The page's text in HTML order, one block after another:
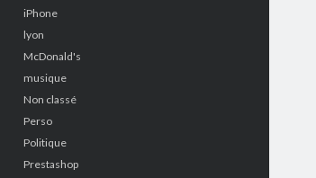
iPhone
lyon
McDonald's
musique
Non classé
Perso
Politique
Prestashop